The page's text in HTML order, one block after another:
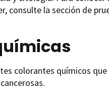
consulte la sección de
colorantes químicos